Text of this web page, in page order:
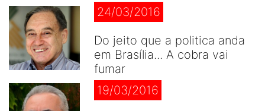
24/03/2016
Do jeito que a politica anda
em Brasília... A cobra vai
fumar
19/03/2016